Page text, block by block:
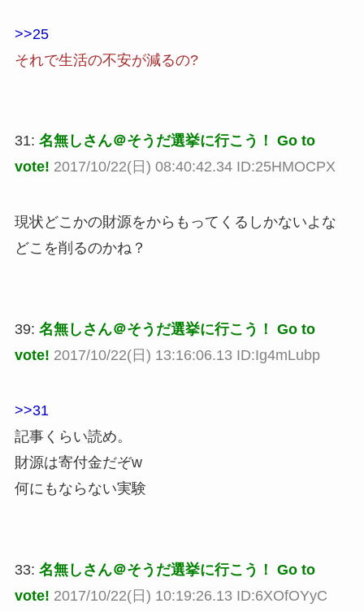
>>25
それで生活の不安が減るの?
31: 名無しさん＠そうだ選挙に行こう！ Go to
vote! 2017/10/22(日) 08:40:42.34 ID:25HMOCPX
現状どこかの財源をからもってくるしかないよな
どこを削るのかね？
39: 名無しさん＠そうだ選挙に行こう！ Go to
vote! 2017/10/22(日) 13:16:06.13 ID:Ig4mLubp
>>31
記事くらい読め。
財源は寄付金だぞw
何にもならない実験
33: 名無しさん＠そうだ選挙に行こう！ Go to
vote! 2017/10/22(日) 10:19:26.13 ID:6XOfOYyC